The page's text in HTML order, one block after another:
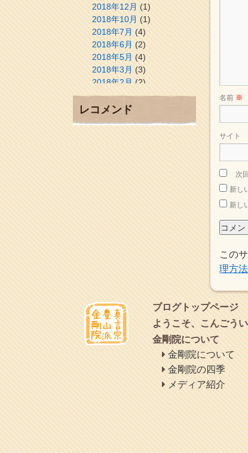
名前 ※
サイト
次
新し
新し
この
理方
2018年12月(1)
2018年10月(1)
2018年7月(4)
2018年6月(2)
2018年5月(4)
2018年3月(3)
2018年2月(2)
2018年1月(2)
2017年12月
2017年10月(1)
2017年9月(4)
2017年8月(3)
2017年7月(1)
2017年6月(1)
2017年5月(2)
2017年4月(2)
2017年3月(1)
2017年2月(1)
2017年1月(2)
2016年12月(4)
2016年11月(3)
2016年10月(1)
2016年9月(3)
2016年8月(2)
2016年7月(3)
2016年6月(2)
2016年5月(3)
2016年4月(4)
2016年3月(4)
2016年2月(5)
2016年1月(3)
2015年12月(6)
2015年11月(4)
2015年10月(4)
2015年9月(3)
レコメンド
ブログトップページ
ようこそ、こんごう
金剛院について
金剛院について
金剛院の四季
メディア紹介